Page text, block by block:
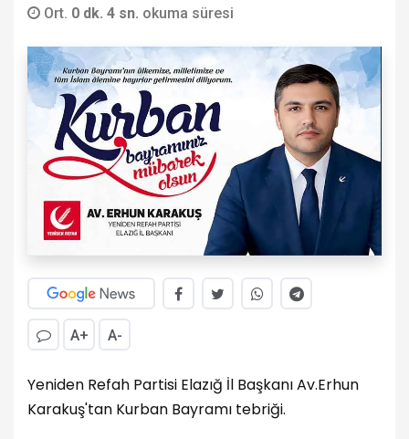
Ort. 0 dk. 4 sn. okuma süresi
A+ A-
Yeniden Refah Partisi Elazığ İl Başkanı Av.Erhun
Karakuş'tan Kurban Bayramı tebriği.